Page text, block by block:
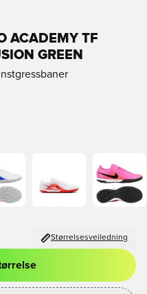
ACADEMY TF
GREEN
Størrelsesveiledning
registrere deg som